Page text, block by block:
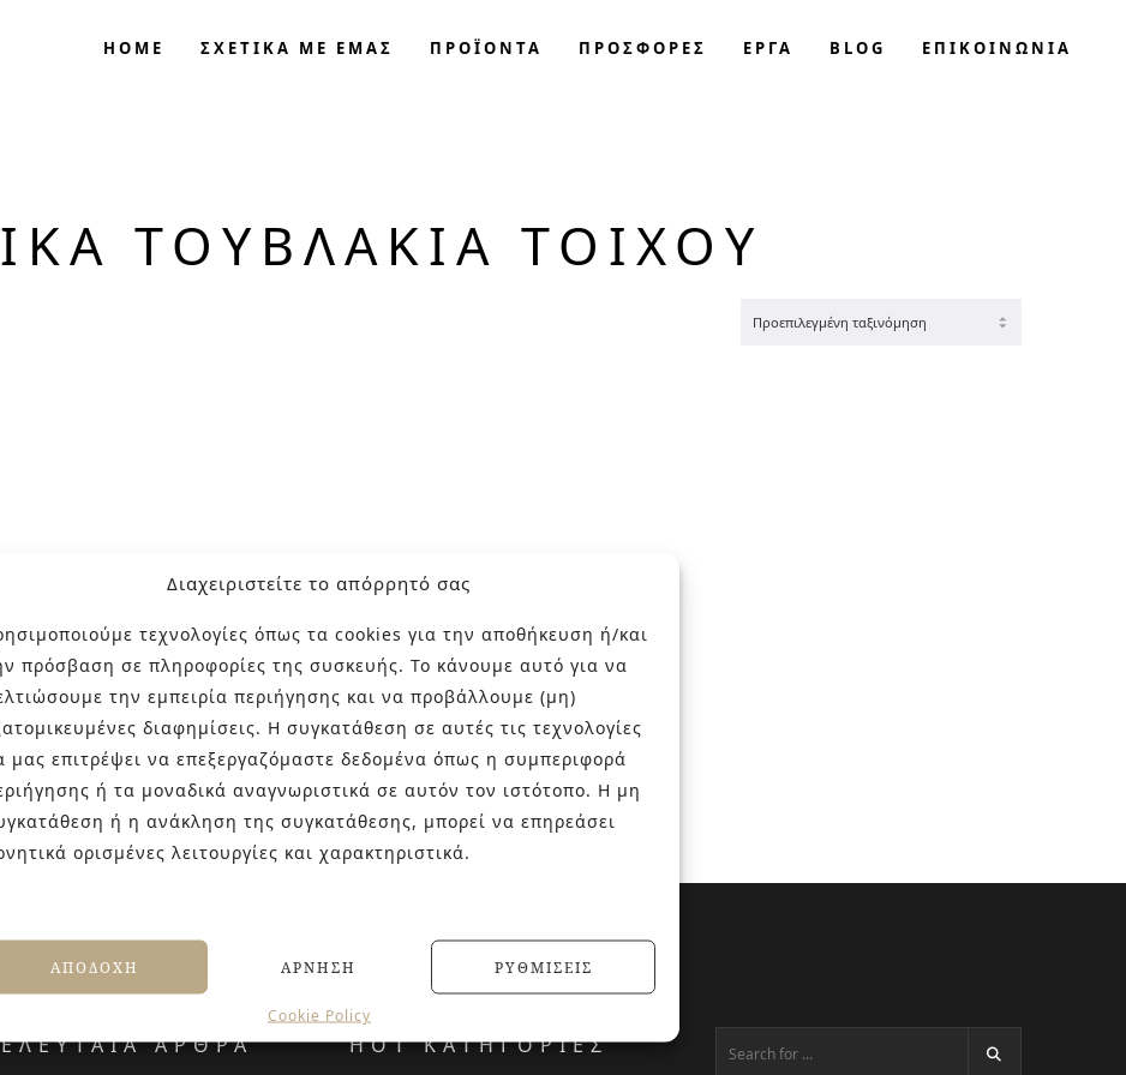
Διαχειριστείτε το απόρρητό σας
τεχνολογίες όπως τα cookies για την αποθήκευση ή/και
πρόσβαση σε πληροφορίες της συσκευής. Το κάνουμε αυτό για να
την εμπειρία περιήγησης και να προβάλλουμε (μη)
διαφημίσεις. Η συγκατάθεση σε αυτές τις τεχνολογίες
μας επιτρέψει να επεξεργαζόμαστε δεδομένα όπως η συμπεριφορά
ή τα μοναδικά αναγνωριστικά σε αυτόν τον ιστότοπο. Η μη
ή η ανάκληση της συγκατάθεσης, μπορεί να επηρεάσει
ορισμένες λειτουργίες και χαρακτηριστικά.
ΑΠΟΔΟΧΉ ΆΡΝΗΣΗ ΡΥΘΜΊΣΕΙΣ
Cookie Policy
HOME ΣΧΕΤΙΚΑ ΜΕ ΕΜΑΣ ΠΡΟΪΟΝΤΑ ΠΡΟΣΦΟΡΈΣ ΕΡΓΑ BLOG ΕΠΙΚΟΙΝΩΝΊΑ
ΤΟΥΒΛΆΚΙΑ ΤΟΊΧΟΥ
ΑΡΘΡΑ HOT ΚΑΤΗΓΟΡΙΕΣ